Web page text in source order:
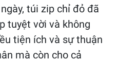
túi zip chỉ đỏ đã
tuyệt vời và không
tiện ích và sự thuận
mà còn cho cả